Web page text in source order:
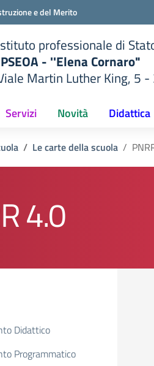
e del Merito
professionale di
- ''Elena Cornaro"
Martin Luther King, 5 -
Servizi Novità Didattica
Le carte della scuola
4.0
Didattico
Programmatico